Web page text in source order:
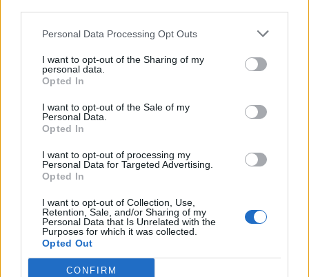
Personal Data Processing Opt Outs
I want to opt-out of the Sharing of my
personal data.
Opted In
I want to opt-out of the Sale of my
Personal Data.
Opted In
I want to opt-out of processing my
Personal Data for Targeted Advertising.
Opted In
I want to opt-out of Collection, Use,
Retention, Sale, and/or Sharing of my
Personal Data that Is Unrelated with the
Purposes for which it was collected.
Opted Out
CONFIRM